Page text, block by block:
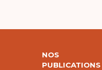
NOS
PUBLICATIONS